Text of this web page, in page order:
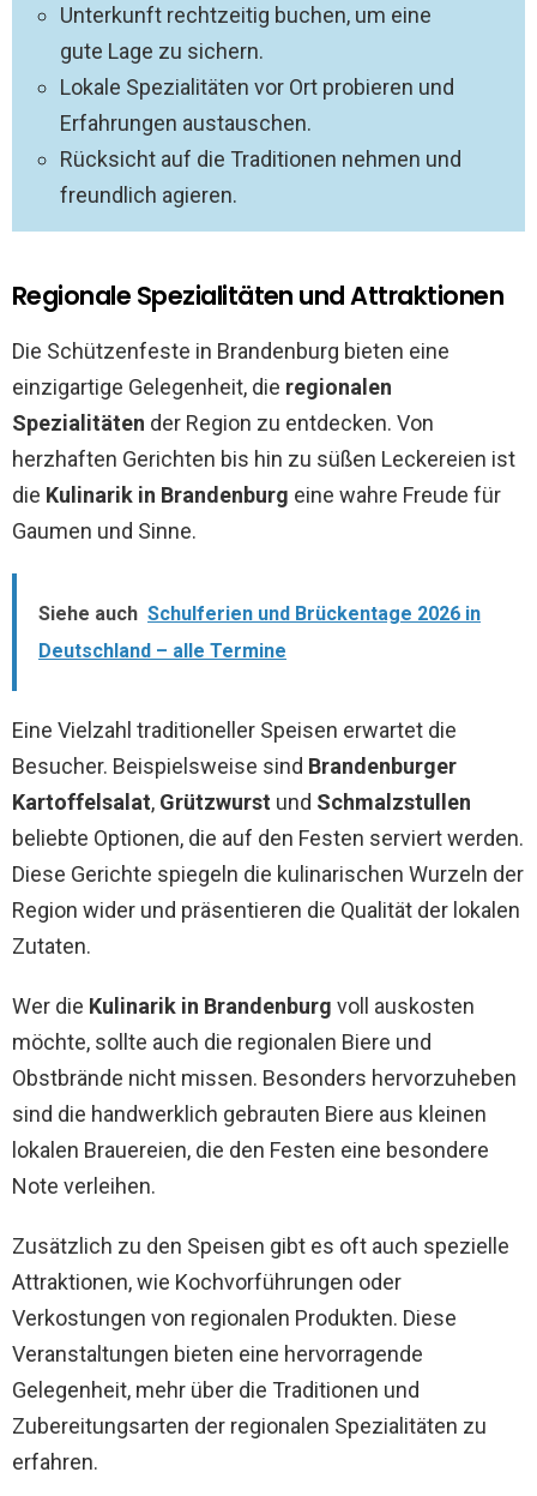
Unterkunft rechtzeitig buchen, um eine
gute Lage zu sichern.
Lokale Spezialitäten vor Ort probieren und
Erfahrungen austauschen.
Rücksicht auf die Traditionen nehmen und
freundlich agieren.
Regionale Spezialitäten und Attraktionen
Die Schützenfeste in Brandenburg bieten eine
einzigartige Gelegenheit, die regionalen
Spezialitäten der Region zu entdecken. Von
herzhaften Gerichten bis hin zu süßen Leckereien ist
die Kulinarik in Brandenburg eine wahre Freude für
Gaumen und Sinne.
Siehe auch Schulferien und Brückentage 2026 in
Deutschland – alle Termine
Eine Vielzahl traditioneller Speisen erwartet die
Besucher. Beispielsweise sind Brandenburger
Kartoffelsalat, Grützwurst und Schmalzstullen
beliebte Optionen, die auf den Festen serviert werden.
Diese Gerichte spiegeln die kulinarischen Wurzeln der
Region wider und präsentieren die Qualität der lokalen
Zutaten.
Wer die Kulinarik in Brandenburg voll auskosten
möchte, sollte auch die regionalen Biere und
Obstbrände nicht missen. Besonders hervorzuheben
sind die handwerklich gebrauten Biere aus kleinen
lokalen Brauereien, die den Festen eine besondere
Note verleihen.
Zusätzlich zu den Speisen gibt es oft auch spezielle
Attraktionen, wie Kochvorführungen oder
Verkostungen von regionalen Produkten. Diese
Veranstaltungen bieten eine hervorragende
Gelegenheit, mehr über die Traditionen und
Zubereitungsarten der regionalen Spezialitäten zu
erfahren.